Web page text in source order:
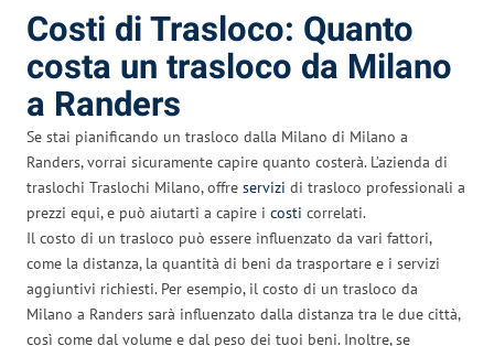
Costi di Trasloco: Quanto
costa un trasloco da Milano
a Randers
Se stai pianificando un trasloco dalla Milano di Milano a
Randers, vorrai sicuramente capire quanto costerà. L’azienda di
traslochi Traslochi Milano, offre servizi di trasloco professionali a
prezzi equi, e può aiutarti a capire i costi correlati.
Il costo di un trasloco può essere influenzato da vari fattori,
come la distanza, la quantità di beni da trasportare e i servizi
aggiuntivi richiesti. Per esempio, il costo di un trasloco da
Milano a Randers sarà influenzato dalla distanza tra le due città,
così come dal volume e dal peso dei tuoi beni. Inoltre, se